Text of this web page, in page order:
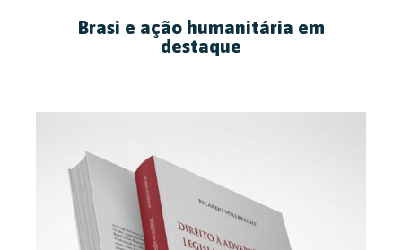
Brasi e ação humanitária em
destaque